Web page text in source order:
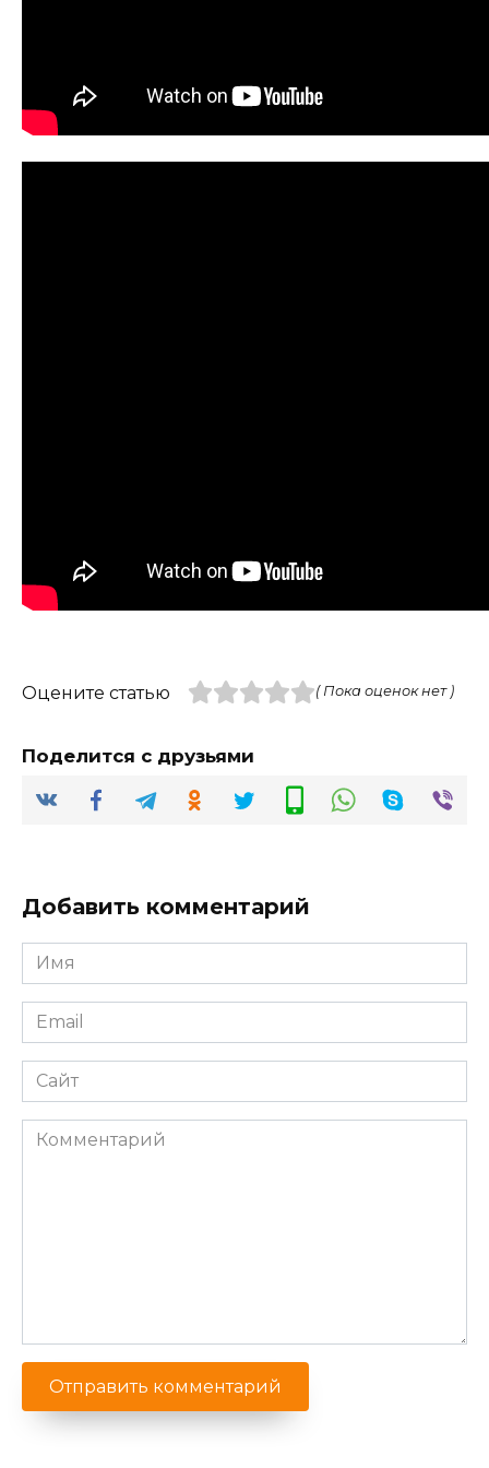
Оцените статью ( Пока оценок нет )
Поделится с друзьями
Добавить комментарий
Имя
*
Email
*
Сайт
Комментарий